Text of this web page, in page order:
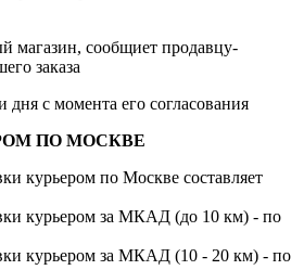
магазин, сообщиет продавцу-
заказа
дня с момента его согласования
ПО МОСКВЕ
курьером по Москве составляет
курьером за МКАД (до 10 км) - по
курьером за МКАД (10 - 20 км) - по